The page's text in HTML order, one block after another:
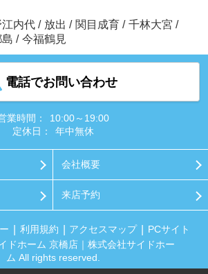
江内代 / 放出 / 関目成育 / 千林大宮 /
/ 今福鶴見
電話でお問い合わせ
業時間：
10:00～19:00
定休日：
年中無休
会社概要
来店予約
利用規約 アクセスマップ
PCサイト
ドホーム 京橋店｜株式会社サイドホー
ム All rights reserved.